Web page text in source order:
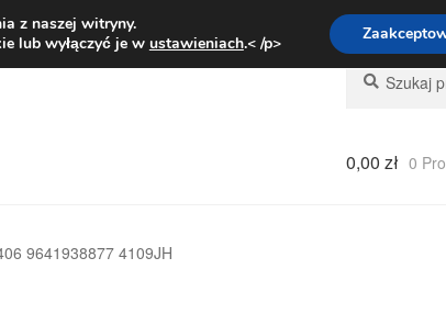
Pn.-pt. 9:00-16:00800 003
Szukaj:
Szukaj
0,00 zł 0
9641938877 4109JH
z naszej witryny.
lub wyłączyć je w ustawieniach.< /p>